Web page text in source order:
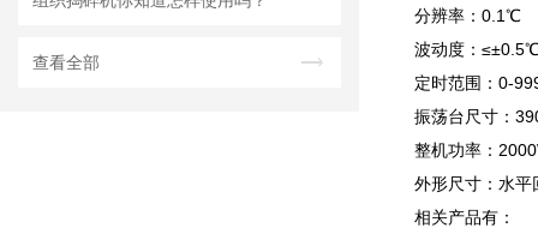
查看全部
分辨率：0.1℃
波动度：
定时范围：0-
振荡台尺寸：
整机功率：
外形尺寸：水
相关产品有：